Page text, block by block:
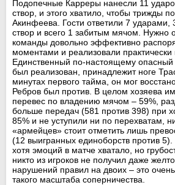
Подопечные Карреры нанесли 11
створ, и этого хватило, чтобы трижды
Акинфеева. Гости ответили 7 ударами,
створ и всего 1 забитым мячом. Нужно
команды довольно эффективно
моментами и реализовали практически
Единственный по-настоящему
был реализован, принадлежит ноге
минутах первого тайма, он мог
Ребров был против. В целом хозяева
перевес по владению мячом – 59%,
больше передач (581 против 398) при
85% и не уступили ни по перехватам,
«армейцев» стоит отметить лишь
(12 выигранных единоборств против
хотя эмоций в матче хватало, но
никто из игроков не получил даже
нарушений правил на двоих – это
такого масштаба соперничества.